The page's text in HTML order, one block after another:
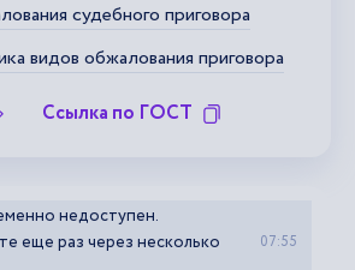
судебного приговора
видов обжалования приговора
Ссылка по ГОСТ